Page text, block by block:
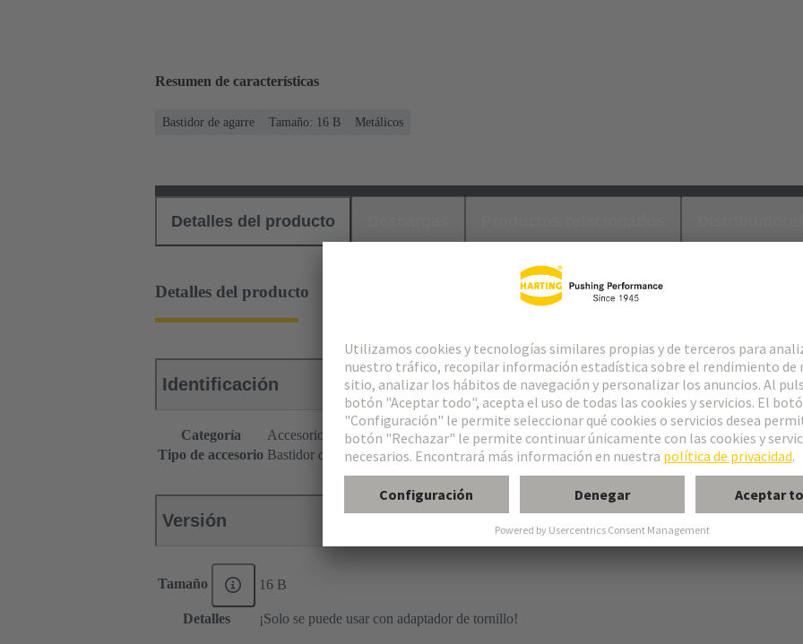
Resumen de características
Bastidor de agarre Tamaño: 16 B Metálicos
Detalles del producto
Detalles del producto
Identificación
Categoría
Accesorios
Tipo de accesorio Bastidor de agarre
Versión
Tamaño 16 B
Detalles ¡Solo se puede usar con adaptador de tornillo!